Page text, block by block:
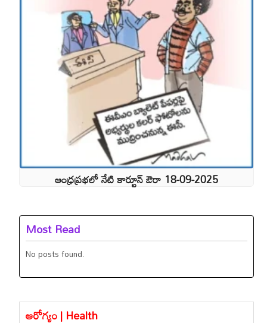
ఆంధ్రప్రభలో నేటి కార్టూన్ ఔరా 18-09-2025
Most Read
No posts found.
ఆరోగ్యం | Health